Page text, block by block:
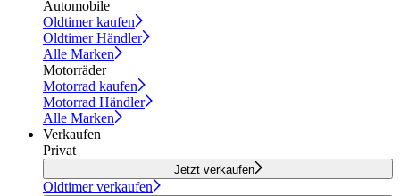
Automobile
Oldtimer kaufen
Oldtimer Händler
Alle Marken
Motorräder
Motorrad kaufen
Motorrad Händler
Alle Marken
Verkaufen
Privat
Jetzt verkaufen
Oldtimer verkaufen